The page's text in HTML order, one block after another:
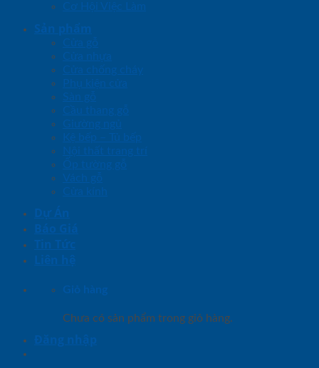
Cơ Hội Việc Làm
Sản phẩm
Cửa gỗ
Cửa nhựa
Cửa chống cháy
Phụ kiện cửa
Sàn gỗ
Cầu thang gỗ
Giường ngủ
Kệ bếp – Tủ bếp
Nội thất trang trí
Ốp tường gỗ
Vách gỗ
Cửa kính
Dự Án
Báo Giá
Tin Tức
Liên hệ
Giỏ hàng
Chưa có sản phẩm trong giỏ hàng.
Đăng nhập